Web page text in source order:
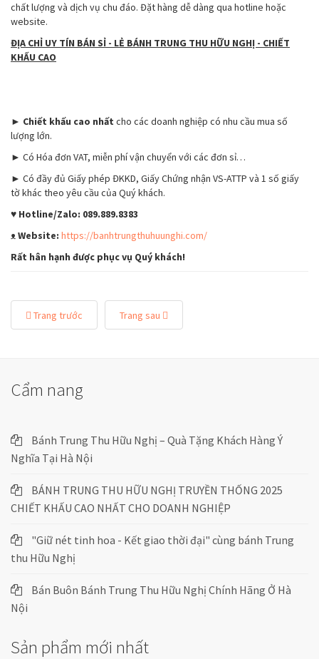
chất lượng và dịch vụ chu đáo. Đặt hàng dễ dàng qua hotline hoặc
website.
ĐỊA CHỈ UY TÍN BÁN SỈ - LẺ BÁNH TRUNG THU HỮU NGHỊ - CHIẾT
KHẤU CAO
► Chiết khấu cao nhất cho các doanh nghiệp có nhu cầu mua số
lượng lớn.
► Có Hóa đơn VAT, miễn phí vận chuyển với các đơn sỉ…
► Có đầy đủ Giấy phép ĐKKD, Giấy Chứng nhận VS-ATTP và 1 số giấy
tờ khác theo yêu cầu của Quý khách.
♥ Hotline/Zalo: 089.889.8383
ᴥWebsite: https://banhtrungthuhuunghi.com/
Rất hân hạnh được phục vụ Quý khách!
Trang trước Trang sau
Cẩm nang
Bánh Trung Thu Hữu Nghị – Quà Tặng Khách Hàng Ý
Nghĩa Tại Hà Nội
BÁNH TRUNG THU HỮU NGHỊ TRUYỀN THỐNG 2025
CHIẾT KHẤU CAO NHẤT CHO DOANH NGHIỆP
"Giữ nét tinh hoa - Kết giao thời đại" cùng bánh Trung
thu Hữu Nghị
Bán Buôn Bánh Trung Thu Hữu Nghị Chính Hãng Ở Hà
Nội
Sản phẩm mới nhất